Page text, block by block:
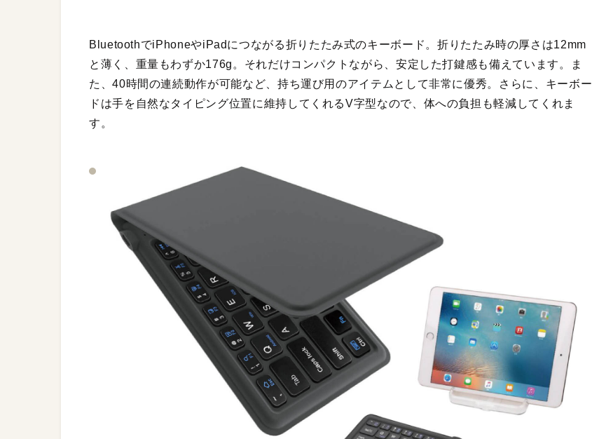
BluetoothでiPhoneやiPadにつながる折りたたみ式のキーボード。折りたたみ時の厚さは12mm
と薄く、重量もわずか176g。それだけコンパクトながら、安定した打鍵感も備えています。ま
た、40時間の連続動作が可能など、持ち運び用のアイテムとして非常に優秀。さらに、キーボー
ドは手を自然なタイピング位置に維持してくれるV字型なので、体への負担も軽減してくれま
す。